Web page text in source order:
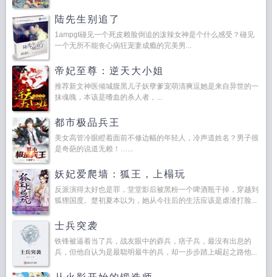
陆先生别追了
1ampgt碰见一个死皮赖脸倒追的泼辣女神是个什么感受？碰见
一个无所不能丧心病狂宠妻成瘾的完美男...
帝妃至尊：逆天大小姐
推荐新文神医倾城腹黑儿子妖孽爹宠萌清爽逗她是来自异世的一
抹魂魄，本该是嗜血的杀人者，...
都市极品兵王
美女高管冷眼瞪着面前不修边幅的年轻人，冷声道姓名？男子很
是奇葩的说道无赖！…...
妖妃爱爬墙：狐王，上榻玩
反派演得太好也是罪，堂堂影后被黑粉一个啤酒瓶干掉，穿越到
狐狸国度。楚初夏本以为，她从今往后的生活应该是虐渣打脸...
士兵突袭
铁锋被逼着当了兵，战友眼中的孬兵，痞子兵，最没有出息的
兵，但他自认为是最聪明最牛的兵，却一步步踏上崛起之路他...